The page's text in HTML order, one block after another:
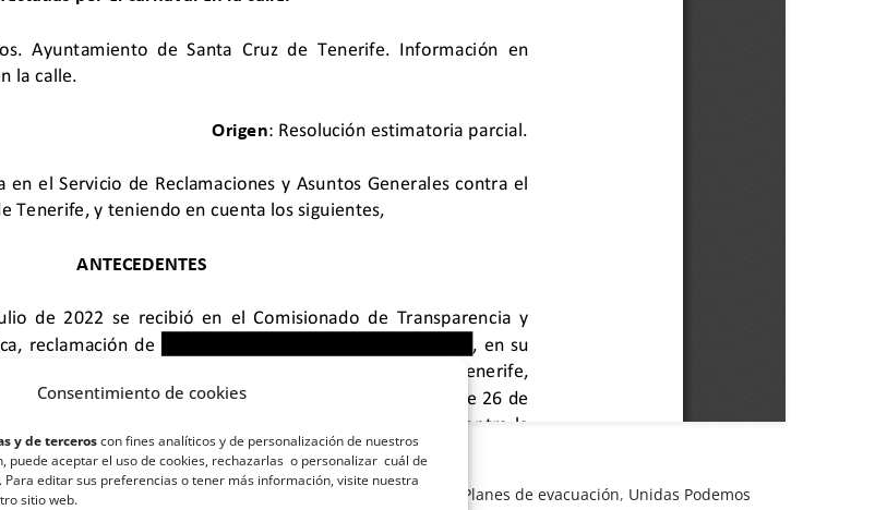
Consentimiento de cookies
y de terceroscon fines analíticos y de personalización de nuestros
puede aceptar el uso de cookies, rechazarlas o personalizar cuál de
editar sus preferencias o tener más información, visite nuestra
sitio web.
,fiestas grupos municipales Información medioambiental Planes de evacuación, Unidas Podemos